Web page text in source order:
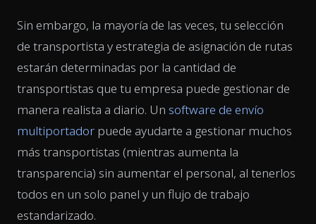
Sin embargo, la mayoría de las veces, tu selección
de transportista y estrategia de asignación de rutas
estarán determinadas por la cantidad de
transportistas que tu empresa puede gestionar de
manera realista a diario. Un software de envío
multiportador puede ayudarte a gestionar muchos
más transportistas (mientras aumenta la
transparencia) sin aumentar el personal, al tenerlos
todos en un solo panel y un flujo de trabajo
estandarizado.